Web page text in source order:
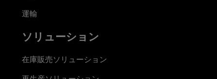
運輸
ソリューション
在庫販売ソリューション